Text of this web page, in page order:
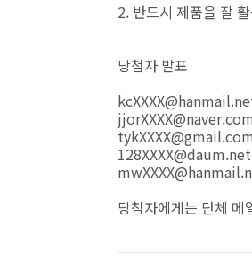
2. 반드시 제품을 잘
당첨자 발표
128XXXX@daum.net
당첨자에게는 단체